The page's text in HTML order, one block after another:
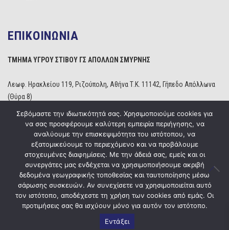
ΕΠΙΚΟΙΝΩΝΙΑ
ΤΜΗΜΑ ΥΓΡΟΥ ΣΤΙΒΟΥ ΓΣ ΑΠΟΛΛΩΝ ΣΜΥΡΝΗΣ
Λεωφ. Ηρακλείου 119, Ριζούπολη, Αθήνα Τ.Κ. 11142, Γήπεδο Απόλλωνα
(Θύρα 8)
Τηλέφωνο: 210 2529234
Email:info@apollonwaterpolo.gr
www.apollonwaterpolo.gr
Copyright © 2020 ΓΣ Απόλλων Σμύρνης Powered by Five Media
Σεβόμαστε την ιδιωτικότητά σας. Χρησιμοποιούμε cookies για
να σας προσφέρουμε καλύτερη εμπειρία περιήγησης, να
αναλύουμε την επισκεψιμότητα του ιστότοπου, να
εξατομικεύουμε το περιεχόμενο και να προβάλουμε
στοχευμένες διαφημίσεις. Με την άδειά σας, εμείς και οι
συνεργάτες μας ενδέχεται να χρησιμοποιήσουμε ακριβή
δεδομένα γεωγραφικής τοποθεσίας και ταυτοποίησης μέσω
σάρωσης συσκευών. Αν συνεχίσετε να χρησιμοποιείται αυτό
τον ιστότοπο, αποδέχεστε τη χρήση των cookies από εμάς. Οι
προτιμήσεις σας θα ισχύουν μόνο για αυτόν τον ιστότοπο.
Εντάξει